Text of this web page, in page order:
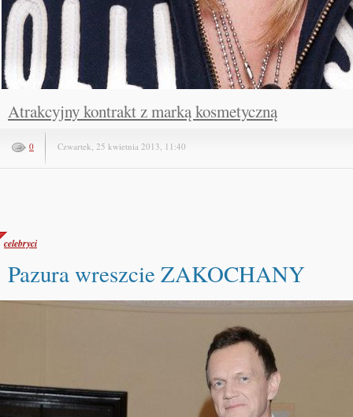
Atrakcyjny kontrakt z marką kosmetyczną
0 Czwartek, 25 kwietnia 2013, 11:40
celebryci
Pazura wreszcie ZAKOCHANY